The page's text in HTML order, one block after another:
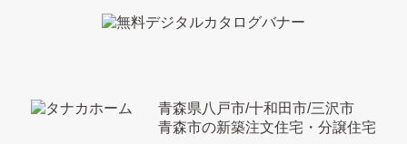
青森県八戸市/十和田市/三沢市
青森市の新築注文住宅・分譲住宅